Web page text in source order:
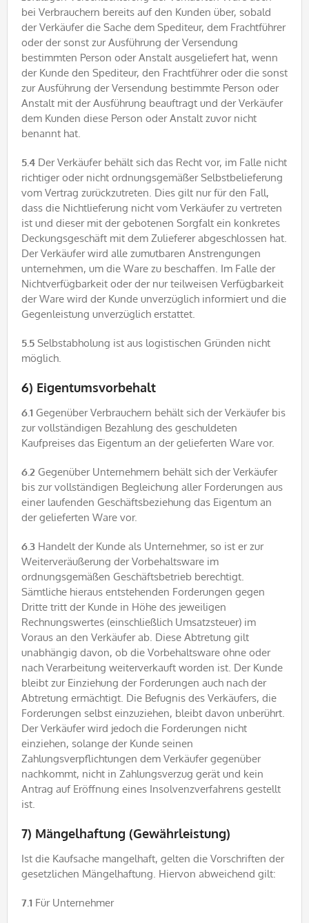
bei Verbrauchern bereits auf den Kunden über, sobald
der Verkäufer die Sache dem Spediteur, dem Frachtführer
oder der sonst zur Ausführung der Versendung
bestimmten Person oder Anstalt ausgeliefert hat, wenn
der Kunde den Spediteur, den Frachtführer oder die sonst
zur Ausführung der Versendung bestimmte Person oder
Anstalt mit der Ausführung beauftragt und der Verkäufer
dem Kunden diese Person oder Anstalt zuvor nicht
benannt hat.
5.4 Der Verkäufer behält sich das Recht vor, im Falle nicht
richtiger oder nicht ordnungsgemäßer Selbstbelieferung
vom Vertrag zurückzutreten. Dies gilt nur für den Fall,
dass die Nichtlieferung nicht vom Verkäufer zu vertreten
ist und dieser mit der gebotenen Sorgfalt ein konkretes
Deckungsgeschäft mit dem Zulieferer abgeschlossen hat.
Der Verkäufer wird alle zumutbaren Anstrengungen
unternehmen, um die Ware zu beschaffen. Im Falle der
Nichtverfügbarkeit oder der nur teilweisen Verfügbarkeit
der Ware wird der Kunde unverzüglich informiert und die
Gegenleistung unverzüglich erstattet.
5.5 Selbstabholung ist aus logistischen Gründen nicht
möglich.
6) Eigentumsvorbehalt
6.1 Gegenüber Verbrauchern behält sich der Verkäufer bis
zur vollständigen Bezahlung des geschuldeten
Kaufpreises das Eigentum an der gelieferten Ware vor.
6.2 Gegenüber Unternehmern behält sich der Verkäufer
bis zur vollständigen Begleichung aller Forderungen aus
einer laufenden Geschäftsbeziehung das Eigentum an
der gelieferten Ware vor.
6.3 Handelt der Kunde als Unternehmer, so ist er zur
Weiterveräußerung der Vorbehaltsware im
ordnungsgemäßen Geschäftsbetrieb berechtigt.
Sämtliche hieraus entstehenden Forderungen gegen
Dritte tritt der Kunde in Höhe des jeweiligen
Rechnungswertes (einschließlich Umsatzsteuer) im
Voraus an den Verkäufer ab. Diese Abtretung gilt
unabhängig davon, ob die Vorbehaltsware ohne oder
nach Verarbeitung weiterverkauft worden ist. Der Kunde
bleibt zur Einziehung der Forderungen auch nach der
Abtretung ermächtigt. Die Befugnis des Verkäufers, die
Forderungen selbst einzuziehen, bleibt davon unberührt.
Der Verkäufer wird jedoch die Forderungen nicht
einziehen, solange der Kunde seinen
Zahlungsverpflichtungen dem Verkäufer gegenüber
nachkommt, nicht in Zahlungsverzug gerät und kein
Antrag auf Eröffnung eines Insolvenzverfahrens gestellt
ist.
7) Mängelhaftung (Gewährleistung)
Ist die Kaufsache mangelhaft, gelten die Vorschriften der
gesetzlichen Mängelhaftung. Hiervon abweichend gilt:
7.1 Für Unternehmer